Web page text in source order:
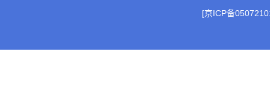
[京ICP备